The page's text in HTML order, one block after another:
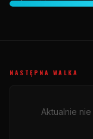
NASTĘPNA WALKA
Aktualnie